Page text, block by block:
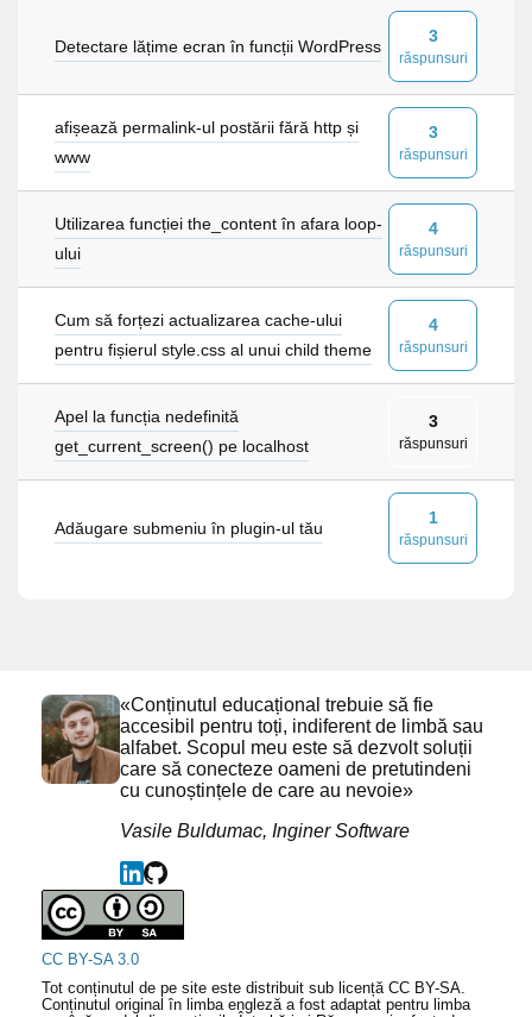
Detectare lățime ecran în funcții WordPress
3
răspunsuri
afișează permalink-ul postării fără http și
www
3
răspunsuri
Utilizarea funcției the_content în afara loop-
ului
4
răspunsuri
Cum să forțezi actualizarea cache-ului
pentru fișierul style.css al unui child theme
4
răspunsuri
Apel la funcția nedefinită
get_current_screen() pe localhost
3
răspunsuri
Adăugare submeniu în plugin-ul tău
1
răspunsuri
«Conținutul educațional trebuie să fie
accesibil pentru toți, indiferent de limbă sau
alfabet. Scopul meu este să dezvolt soluții
care să conecteze oameni de pretutindeni
cu cunoștințele de care au nevoie»
Vasile Buldumac, Inginer Software
CC BY-SA 3.0
Tot conținutul de pe site este distribuit sub licență CC BY-SA.
Conținutul original în limba engleză a fost adaptat pentru limba